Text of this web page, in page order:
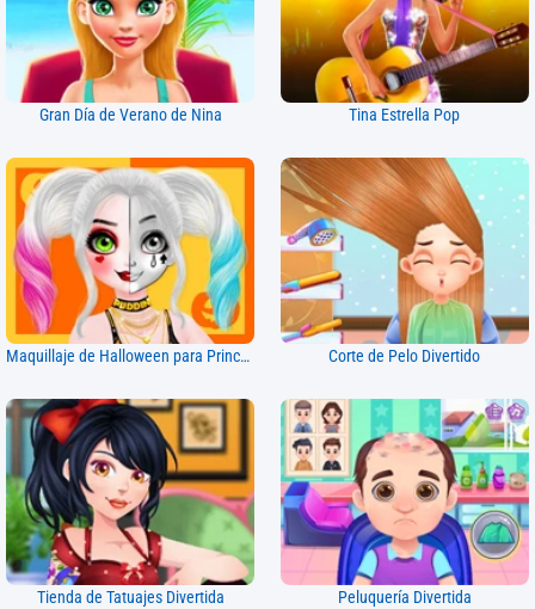
Gran Día de Verano de Nina Tina Estrella Pop
Maquillaje de Halloween para Princesas Corte de Pelo Divertido
Tienda de Tatuajes Divertida Peluquería Divertida